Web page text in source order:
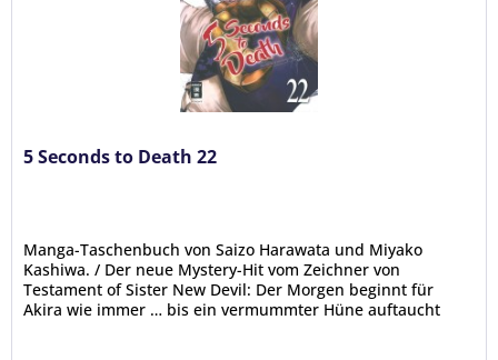
5 Seconds to Death 22
Manga-Taschenbuch von Saizo Harawata und Miyako
Kashiwa. / Der neue Mystery-Hit vom Zeichner von
Testament of Sister New Devil: Der Morgen beginnt für
Akira wie immer … bis ein vermummter Hüne auftaucht